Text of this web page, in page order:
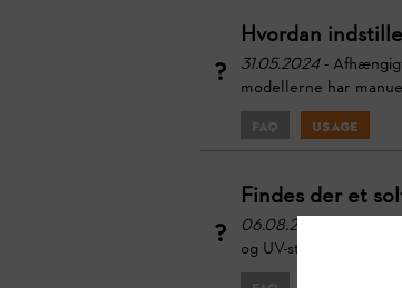
Hvordan
31.05.2024-
modellerne har
FAQ Usage
Findes der et
06.08.2024
- Et
og UV-stråling.